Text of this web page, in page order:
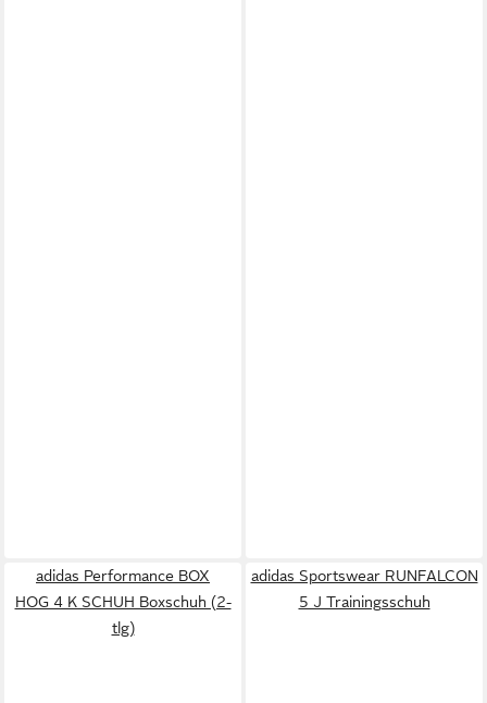
adidas Performance BOX
HOG 4 K SCHUH Boxschuh (2-
tlg)
adidas Sportswear RUNFALCON
5 J Trainingsschuh